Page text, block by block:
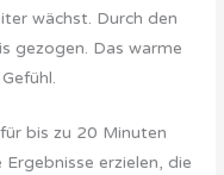
wächst. Durch den
gezogen. Das warme
bis zu 20 Minuten
erzielen, die